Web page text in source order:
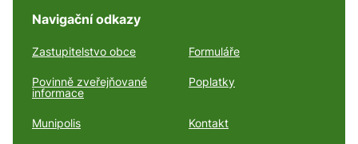
Navigační odkazy
Zastupitelstvo obce Formuláře
Povinně zveřejňované
informace
Poplatky
Munipolis Kontakt